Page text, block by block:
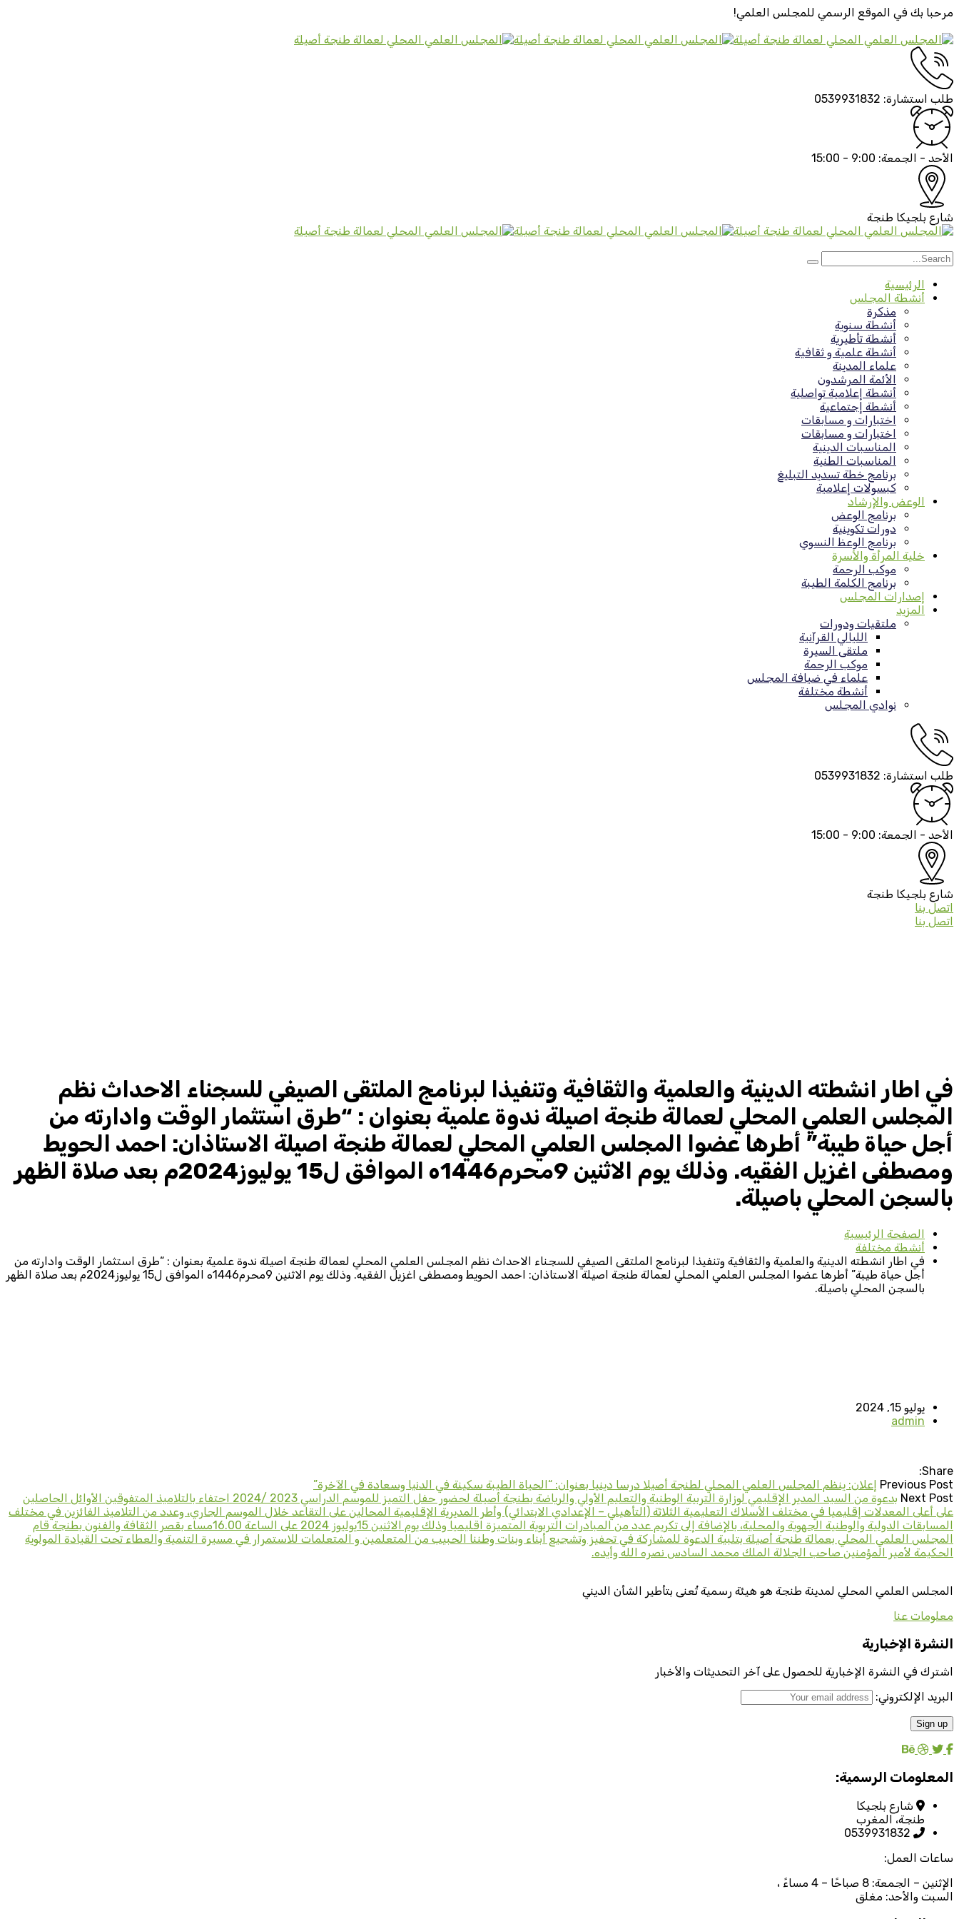
مرحبا بك في الموقع الرسمي للمجلس العلمي!
طلب استشارة: 0539931832
الأحد - الجمعة: 9:00 - 15:00
شارع بلجيكا طنجة
الرئيسية
أنشطة المجلس
مذكرة
أنشطة سنوية
أنشطة تأطيرية
أنشطة علمية و ثقافية
علماء المدينة
الأئمة المرشدون
أنشطة إعلامية تواصلية
أنشطة إجتماعية
اختبارات و مسابقات
اختبارات و مسابقات
المناسبات الدينية
المناسبات الطنية
برنامج خطة تسديد التبليغ
كبسولات إعلامية
الوعض والإرشاد
برنامج الوعض
دورات تكوينية
برنامج الوعظ النسوي
خلية المرأة والأسرة
موكب الرحمة
برنامج الكلمة الطيبة
إصدارات المجلس
المزيد
ملتقيات ودورات
الليالي القرآنية
ملتقى السيرة
موكب الرحمة
علماء في ضيافة المجلس
أنشطة مختلفة
نوادي المجلس
طلب استشارة: 0539931832
الأحد - الجمعة: 9:00 - 15:00
شارع بلجيكا طنجة
اتصل بنا
اتصل بنا
في اطار انشطته الدينية والعلمية والثقافية وتنفيذا لبرنامج الملتقى الصيفي للسجناء الاحداث نظم
المجلس العلمي المحلي لعمالة طنجة اصيلة ندوة علمية بعنوان : “طرق استثمار الوقت وادارته من
أجل حياة طيبة” أطرها عضوا المجلس العلمي المحلي لعمالة طنجة اصيلة الاستاذان: احمد الحويط
ومصطفى اغزيل الفقيه. وذلك يوم الاثنين 9محرم1446ه الموافق ل15 يوليوز2024م بعد صلاة الظهر
بالسجن المحلي باصيلة.
الصفحة الرئيسية
أنشطة مختلفة
في اطار انشطته الدينية والعلمية والثقافية وتنفيذا لبرنامج الملتقى الصيفي للسجناء الاحداث نظم المجلس العلمي المحلي لعمالة طنجة اصيلة ندوة علمية بعنوان : “طرق استثمار الوقت وادارته من
أجل حياة طيبة” أطرها عضوا المجلس العلمي المحلي لعمالة طنجة اصيلة الاستاذان: احمد الحويط ومصطفى اغزيل الفقيه. وذلك يوم الاثنين 9محرم1446ه الموافق ل15 يوليوز2024م بعد صلاة الظهر
بالسجن المحلي باصيلة.
يوليو 15, 2024
admin
Share:
Previous Post إعلان: ينظم المجلس العلمي المحلي لطنجة أصيلا درسا دينيا بعنوان: “الحياة الطيبة سكينة في الدنيا وسعادة في الآخرة”
Next Post
بدعوة من السيد المدير الإقليمي لوزارة التربية الوطنية والتعليم الأولي والرياضة بطنجة أصيلة لحضور حفل التميز للموسم الدراسي 2023 /2024 احتفاء بالتلاميذ المتفوقين الأوائل الحاصلين
على أعلى المعدلات إقليميا في مختلف الأسلاك التعليمية الثلاثة (التأهيلي – الإعدادي الابتدائي) وأطر المديرية الإقليمية المحالين على التقاعد خلال الموسم الجاري، وعدد من التلاميذ الفائزين في مختلف
المسابقات الدولية والوطنية الجهوية والمحلية، بالإضافة إلى تكريم عدد من المبادرات التربوية المتميزة اقليميا وذلك يوم الاثنين 15يوليوز 2024 على الساعة 16.00مساء بقصر الثقافة والفنون بطنجة قام
المجلس العلمي المحلي بعمالة طنجة أصيلة بتلبية الدعوة للمشاركة في تحفيز وتشجيع أبناء وبنات وطننا الحبيب من المتعلمين و المتعلمات للاستمرار في مسيرة التنمية والعطاء تحت القيادة المولوية
الحكيمة لأمير المؤمنين صاحب الجلالة الملك محمد السادس نصره الله وأيده.
المجلس العلمي المحلي لمدينة طنجة هو هيئة رسمية تُعنى بتأطير الشأن الديني
معلومات عنا
النشرة الإخبارية
اشترك في النشرة الإخبارية للحصول على آخر التحديثات والأخبار
البريد الإلكتروني:
المعلومات الرسمية:
شارع بلجيكا
طنجة، المغرب
0539931832
ساعات العمل:
الإثنين – الجمعة: 8 صباحًا – 4 مساءً ،
السبت والأحد: مغلق